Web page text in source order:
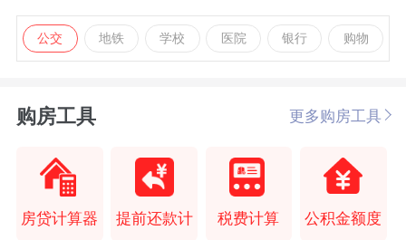
公交 地铁 学校 医院 银行 购物
购房工具 更多购房工具
房贷计算器 提前还款计 税费计算 公积金额度